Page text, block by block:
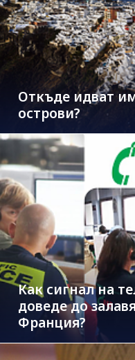
Откъде идват
острови?
Как сигнал на
доведе до
Франция?